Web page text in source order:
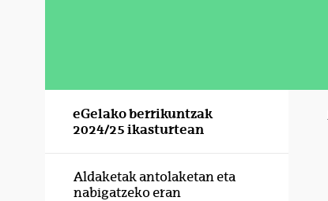
eGelako berrikuntzak
2024/25 ikasturtean
Aldaketak antolaketan eta
nabigatzeko eran